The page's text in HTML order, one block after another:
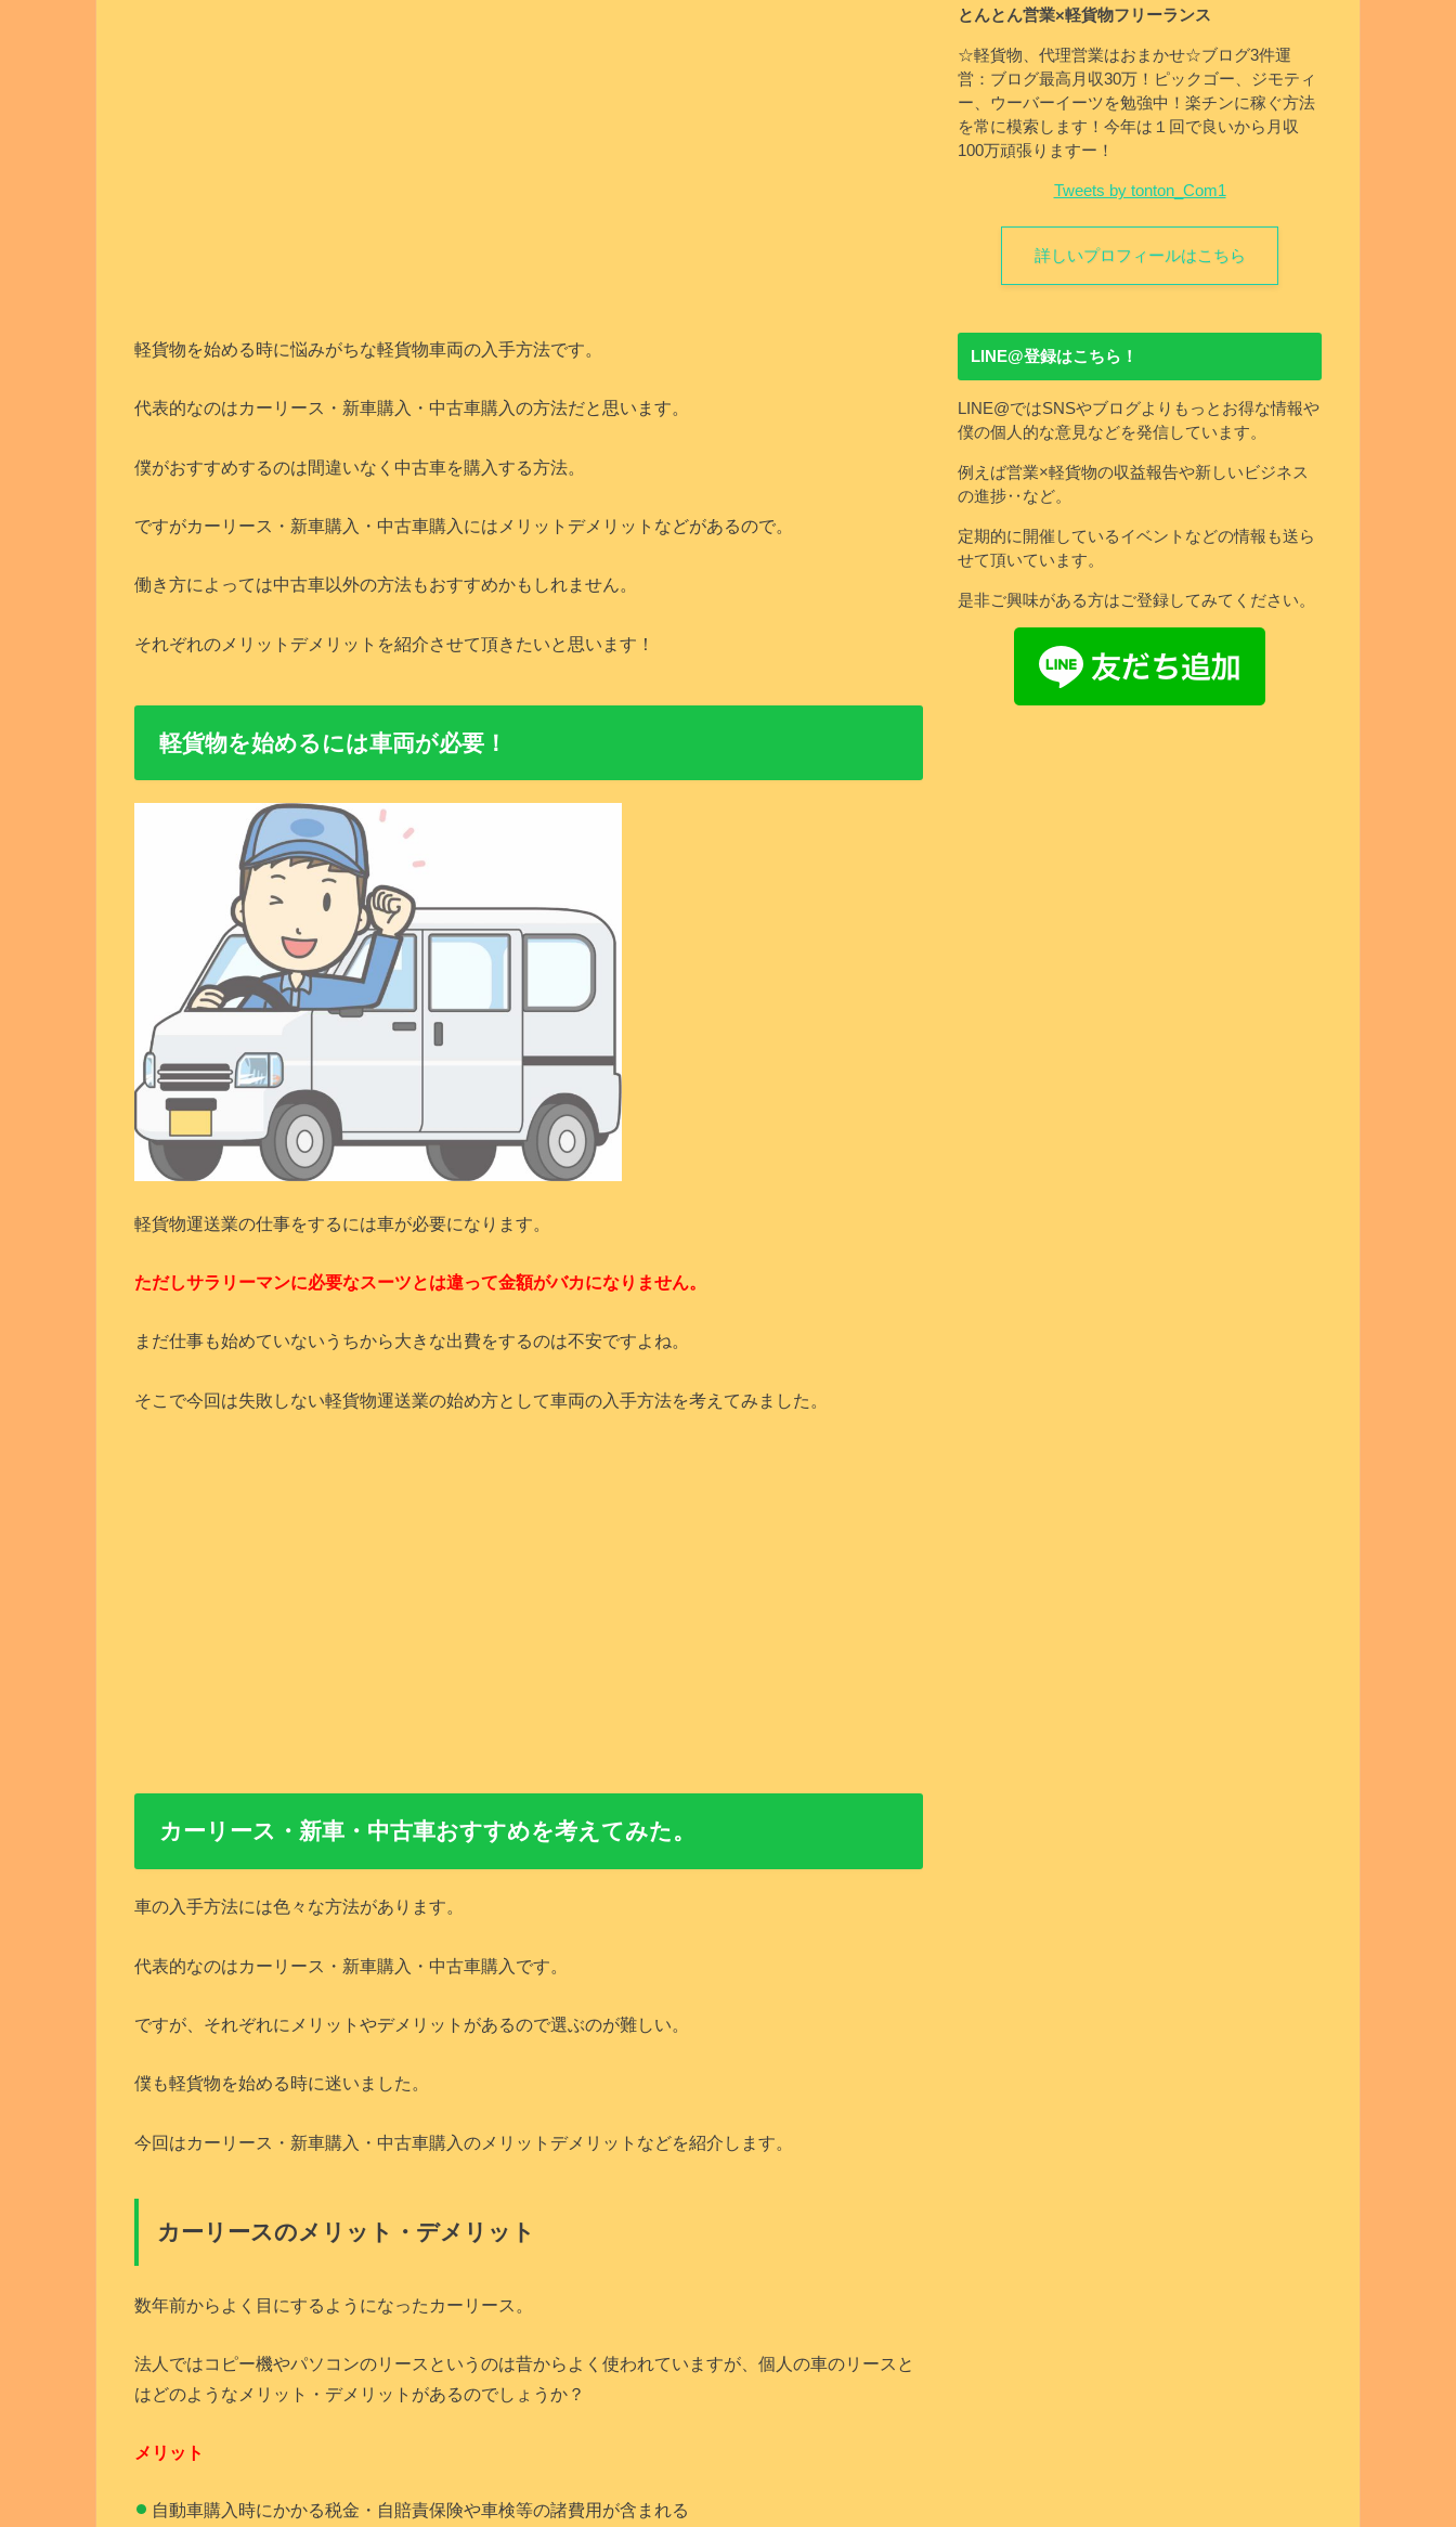
軽貨物を始める時に悩みがちな軽貨物車両の入手方法です。
代表的なのはカーリース・新車購入・中古車購入の方法だと思います。
僕がおすすめするのは間違いなく中古車を購入する方法。
ですがカーリース・新車購入・中古車購入にはメリットデメリットなどがあるので。
働き方によっては中古車以外の方法もおすすめかもしれません。
それぞれのメリットデメリットを紹介させて頂きたいと思います！
軽貨物を始めるには車両が必要！
軽貨物運送業の仕事をするには車が必要になります。
ただしサラリーマンに必要なスーツとは違って金額がバカになりません。
まだ仕事も始めていないうちから大きな出費をするのは不安ですよね。
そこで今回は失敗しない軽貨物運送業の始め方として車両の入手方法を考えてみました。
カーリース・新車・中古車おすすめを考えてみた。
車の入手方法には色々な方法があります。
代表的なのはカーリース・新車購入・中古車購入です。
ですが、それぞれにメリットやデメリットがあるので選ぶのが難しい。
僕も軽貨物を始める時に迷いました。
今回はカーリース・新車購入・中古車購入のメリットデメリットなどを紹介します。
カーリースのメリット・デメリット
数年前からよく目にするようになったカーリース。
法人ではコピー機やパソコンのリースというのは昔からよく使われていますが、個人の車のリースと
はどのようなメリット・デメリットがあるのでしょうか？
メリット
自動車購入時にかかる税金・自賠責保険や車検等の諸費用が含まれる
とんとん営業×軽貨物フリーランス
☆軽貨物、代理営業はおまかせ☆ブログ3件運
営：ブログ最高月収30万！ピックゴー、ジモティ
ー、ウーバーイーツを勉強中！楽チンに稼ぐ方法
を常に模索します！今年は１回で良いから月収
100万頑張りますー！
Tweets by tonton_Com1
詳しいプロフィールはこちら
LINE@登録はこちら！
LINE@ではSNSやブログよりもっとお得な情報や
僕の個人的な意見などを発信しています。
例えば営業×軽貨物の収益報告や新しいビジネス
の進捗‥など。
定期的に開催しているイベントなどの情報も送ら
せて頂いています。
是非ご興味がある方はご登録してみてください。